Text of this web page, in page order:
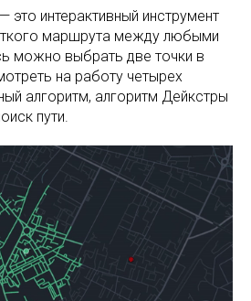
— это интерактивный инструмент
маршрута между любыми
можно выбрать две точки в
на работу четырех
алгоритм, алгоритм Дейкстры
пути.